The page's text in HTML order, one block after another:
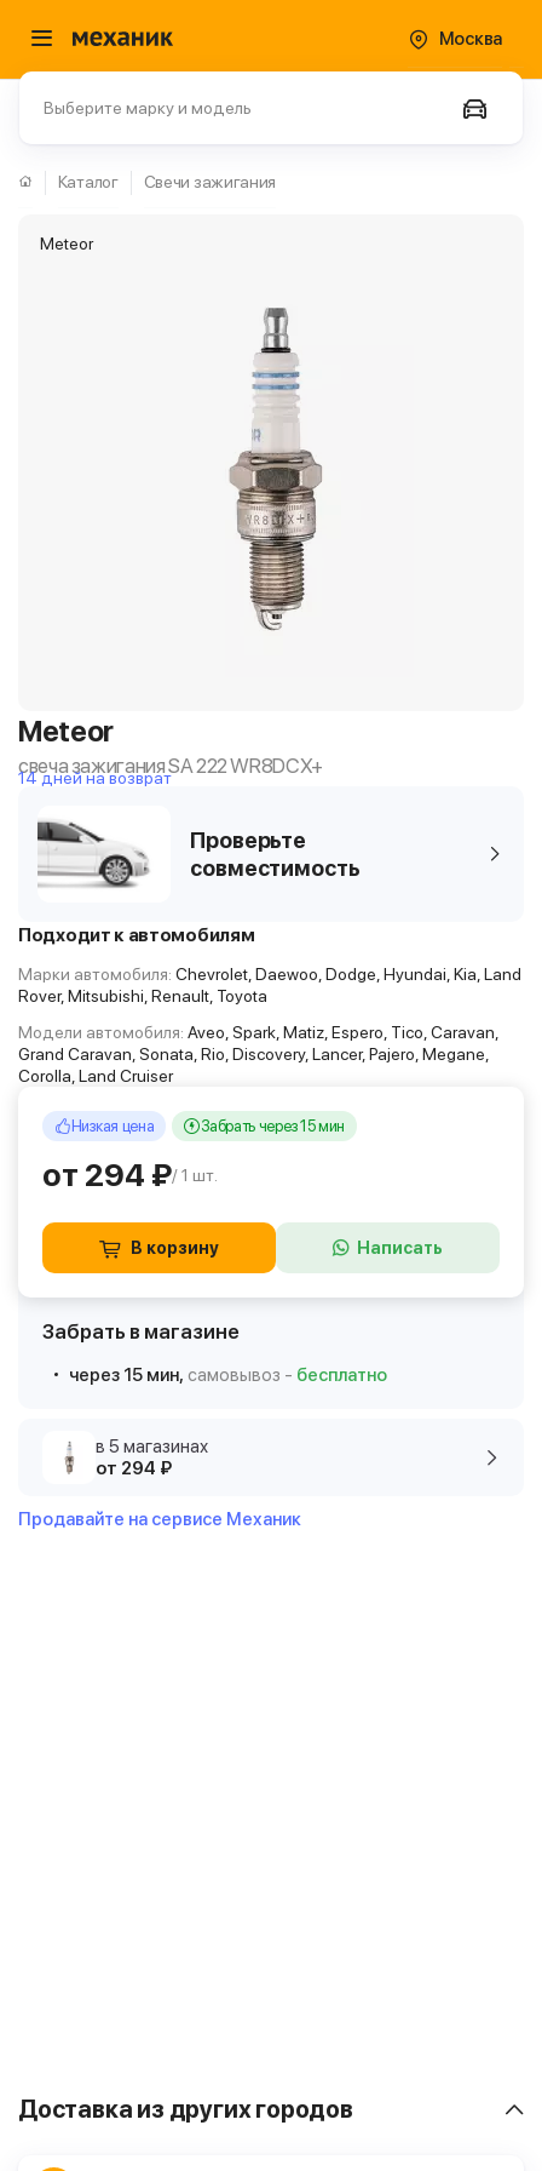
Москва
Выберите марку и модель
Каталог Свечи зажигания
Meteor
Meteor
свеча зажигания SA 222 WR8DCX+
14 дней на возврат
Проверьте
совместимость
Подходит к автомобилям
Марки автомобиля: Chevrolet, Daewoo, Dodge, Hyundai, Kia, Land
Rover, Mitsubishi, Renault, Toyota
Модели автомобиля: Aveo, Spark, Matiz, Espero, Tico, Caravan,
Grand Caravan, Sonata, Rio, Discovery, Lancer, Pajero, Megane,
Corolla, Land Cruiser
Низкая цена Забрать через 15 мин
от 294 ₽/ 1 шт.
В корзину Написать
Забрать в магазине
через 15 мин, самовывоз - бесплатно
в 5 магазинах
от 294 ₽
Продавайте на сервисе Механик
Доставка из других городов